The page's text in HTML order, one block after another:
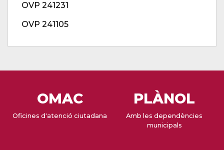
OVP 241231
OVP 241105
OMAC
Oficines d'atenció ciutadana
PLÀNOL
Amb les dependències
municipals